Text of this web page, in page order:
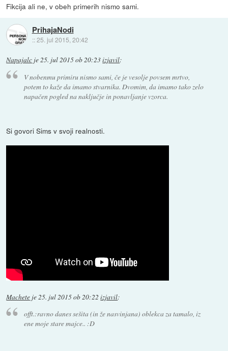
Fikcija ali ne, v obeh primerih nismo sami.
PrihajaNodi
::25. jul 2015, 20:42
Napajalc je25. jul 2015 ob 20:23izjavil:
V nobenmu primiru nismo sami, če je vesolje povsem mrtvo,
potem to kaže da imamo stvarnika. Dvomim, da imamo tako zelo
napačen pogled na naključje in ponavljanje vzorca.
Si govori Sims v svoji realnosti.
Machete je25. jul 2015 ob 20:22 izjavil:
offt.:ravno danes sešita (in že nasvinjana) oblekca za tamalo, iz
ene moje stare majce.. :D